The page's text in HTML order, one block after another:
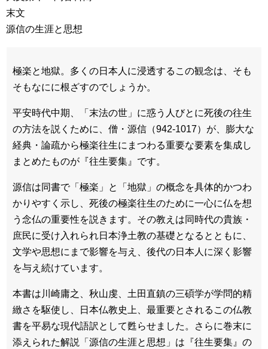
末文
源信の生涯と思想
極楽と地獄。多くの日本人に浸透するこの観念は、そも
そもなにに根ざすのでしょうか。
平安時代中期、「末法の世」に惑う人びとに死後の往生
の方法を説くために、僧・源信（942-1017）が、膨大な
経典・論疏から極楽往生にまつわる重要な要素を集成し
まとめたものが『往生要集』です。
源信は同書で「極楽」と「地獄」の概念を具体的かつわ
かりやすく示し、死後の極楽往生のために一心に仏を想
う念仏の重要性を説きます。その教えは同時代の貴族・
庶民に受け入れられ日本浄土教の基礎となるとともに、
文学や思想にまで影響を与え、後代の日本人に深く影響
を与え続けています。
本書は川崎庸之、秋山虔、土田直鎮の三碩学が学問的精
緻さを駆使し、日本仏教史上、最重要とされるこの仏教
書を平易な現代語訳として甦らせました。さらに巻末に
添えられた解説「源信の生涯と思想」は『往生要集』の